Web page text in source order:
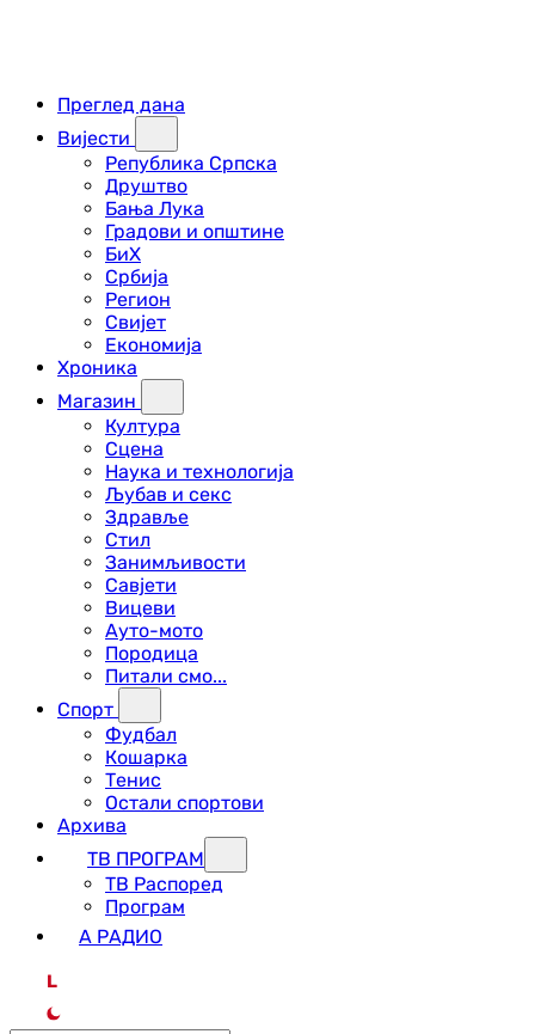
Преглед дана
Вијести
Република Српска
Друштво
Бања Лука
Градови и општине
БиХ
Србија
Регион
Свијет
Економија
Хроника
Магазин
Култура
Сцена
Наука и технологија
Љубав и секс
Здравље
Стил
Занимљивости
Савјети
Вицеви
Ауто-мото
Породица
Питали смо...
Спорт
Фудбал
Кошарка
Тенис
Остали спортови
Архива
ТВ ПРОГРАМ
ТВ Распоред
Програм
А РАДИО
L